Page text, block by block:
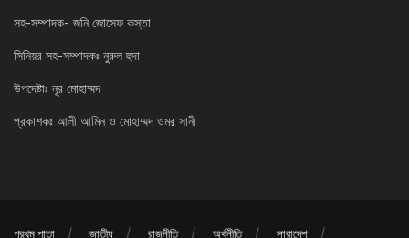
সহ-সম্পাদক- জনি জোসেফ কস্তা
সিনিয়র সহ-সম্পাদকঃ নুরুল হুদা
উপদেষ্টাঃ নূর মোহাম্মদ
প্রকাশকঃ আলী আমিন ও মোহাম্মদ ওমর সানী
প্রথম পাতা জাতীয় রাজনীতি অর্থনীতি সারাদেশ